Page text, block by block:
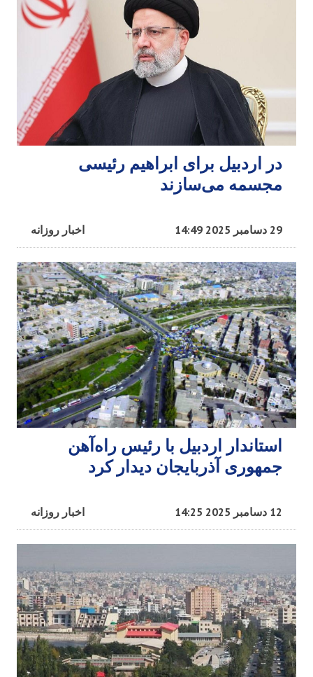
در اردبیل برای ابراهیم رئیسی
مجسمه می‌سازند
اخبار روزانه 29 دسامبر 2025 14:49
استاندار اردبیل با رئیس راه‌آهن
جمهوری آذربایجان دیدار کرد
اخبار روزانه 12 دسامبر 2025 14:25